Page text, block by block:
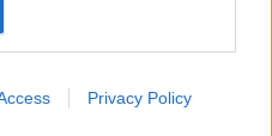
Privacy Policy